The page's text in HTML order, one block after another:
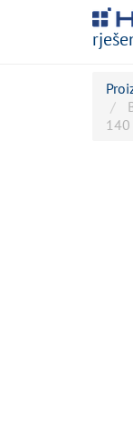
140